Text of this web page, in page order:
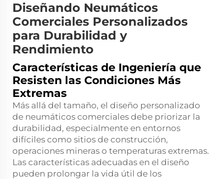
Diseñando Neumáticos
Comerciales Personalizados
para Durabilidad y
Rendimiento
Características de Ingeniería que
Resisten las Condiciones Más
Extremas
Más allá del tamaño, el diseño personalizado
de neumáticos comerciales debe priorizar la
durabilidad, especialmente en entornos
difíciles como sitios de construcción,
operaciones mineras o temperaturas extremas.
Las características adecuadas en el diseño
pueden prolongar la vida útil de los